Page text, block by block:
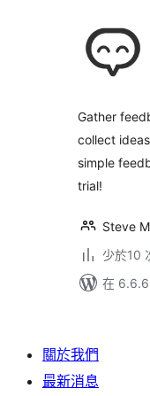
Gather
collect
simple
trial!
Steve
少於10
在
關於我們
最新消息